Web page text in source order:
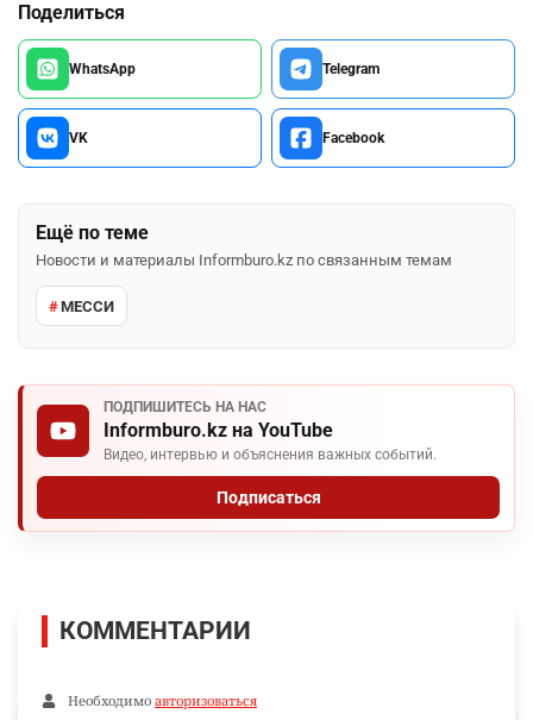
Поделиться
WhatsApp Telegram
VK Facebook
Ещё по теме
Новости и материалы Informburo.kz по связанным темам
МЕССИ
ПОДПИШИТЕСЬ НА НАС
Informburo.kz на YouTube
Видео, интервью и объяснения важных событий.
Подписаться
КОММЕНТАРИИ
Необходимо авторизоваться